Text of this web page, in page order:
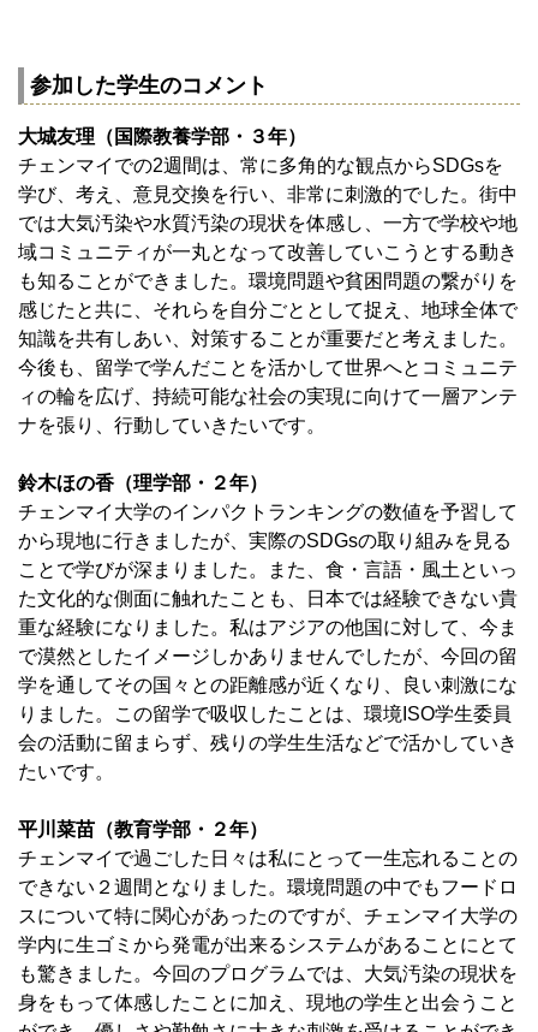
参加した学生のコメント
大城友理（国際教養学部・３年）
チェンマイでの2週間は、常に多角的な観点からSDGsを
学び、考え、意見交換を行い、非常に刺激的でした。街中
では大気汚染や水質汚染の現状を体感し、一方で学校や地
域コミュニティが一丸となって改善していこうとする動き
も知ることができました。環境問題や貧困問題の繋がりを
感じたと共に、それらを自分ごととして捉え、地球全体で
知識を共有しあい、対策することが重要だと考えました。
今後も、留学で学んだことを活かして世界へとコミュニテ
ィの輪を広げ、持続可能な社会の実現に向けて一層アンテ
ナを張り、行動していきたいです。
鈴木ほの香（理学部・２年）
チェンマイ大学のインパクトランキングの数値を予習して
から現地に行きましたが、実際のSDGsの取り組みを見る
ことで学びが深まりました。また、食・言語・風土といっ
た文化的な側面に触れたことも、日本では経験できない貴
重な経験になりました。私はアジアの他国に対して、今ま
で漠然としたイメージしかありませんでしたが、今回の留
学を通してその国々との距離感が近くなり、良い刺激にな
りました。この留学で吸収したことは、環境ISO学生委員
会の活動に留まらず、残りの学生生活などで活かしていき
たいです。
平川菜苗（教育学部・２年）
チェンマイで過ごした日々は私にとって一生忘れることの
できない２週間となりました。環境問題の中でもフードロ
スについて特に関心があったのですが、チェンマイ大学の
学内に生ゴミから発電が出来るシステムがあることにとて
も驚きました。今回のプログラムでは、大気汚染の現状を
身をもって体感したことに加え、現地の学生と出会うこと